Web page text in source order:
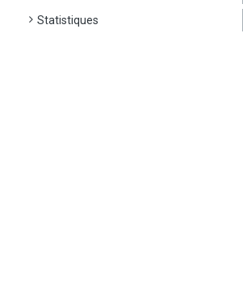
Statistiques